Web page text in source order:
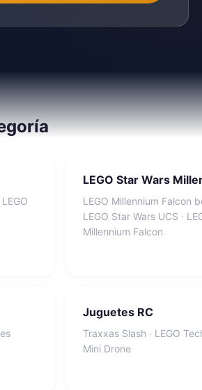
LEGO Star Wars
LEGO Millennium Falcon
LEGO Star Wars UCS ·
Millennium Falcon
Juguetes RC
Traxxas Slash · LEGO
Mini Drone